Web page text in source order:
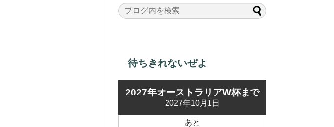
待ちきれないぜよ
2027年オーストラリアW杯まで
2027年10月1日
あと